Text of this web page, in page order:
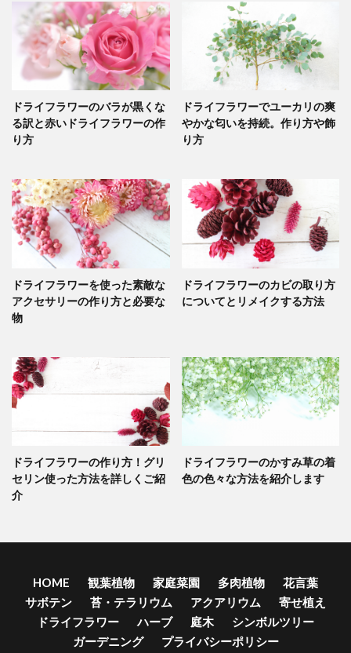
ドライフラワーのバラが黒くな
る訳と赤いドライフラワーの作
り方
ドライフラワーでユーカリの爽
やかな匂いを持続。作り方や飾
り方
ドライフラワーを使った素敵な
アクセサリーの作り方と必要な
物
ドライフラワーのカビの取り方
についてとリメイクする方法
ドライフラワーの作り方！グリ
セリン使った方法を詳しくご紹
介
ドライフラワーのかすみ草の着
色の色々な方法を紹介します
HOME 観葉植物 家庭菜園 多肉植物
花言葉
サボテン
苔・テラリウム アクアリウム
寄せ植え
ドライフラワー
ハーブ 庭木
シンボルツリー
ガーデニング
プライバシーポリシー